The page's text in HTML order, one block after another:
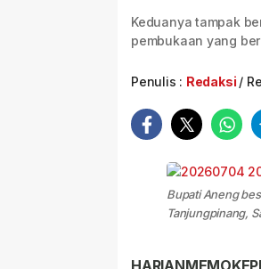
Keduanya tampak
pembukaan yang
Penulis : Redaksi
Bupati Aneng
Tanjungpinang,